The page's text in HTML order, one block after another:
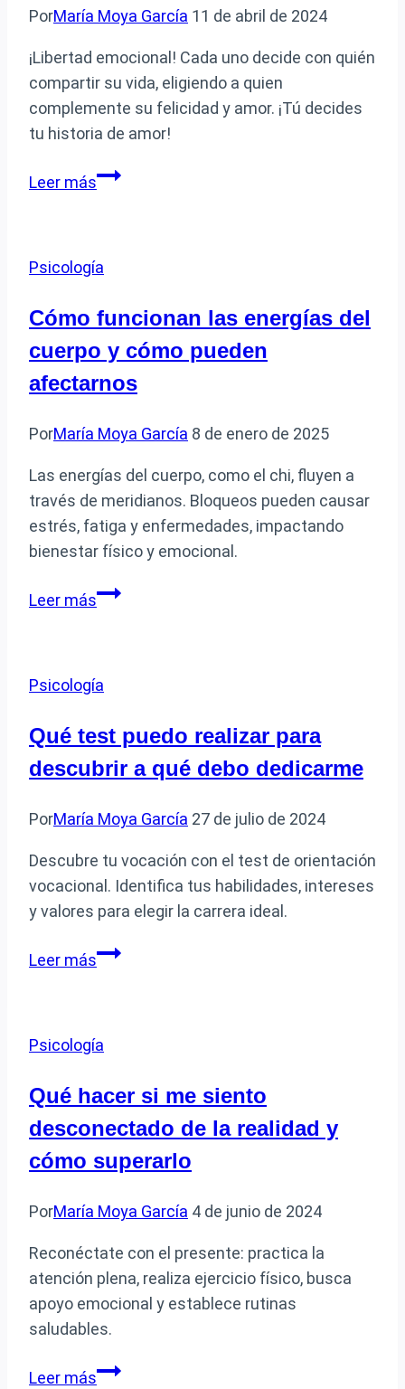
PorMaría Moya García 11 de abril de 2024
¡Libertad emocional! Cada uno decide con quién
compartir su vida, eligiendo a quien
complemente su felicidad y amor. ¡Tú decides
tu historia de amor!
Leer másCada
quién
estar
en
una
de
Psicología
Cómo funcionan las energías del
cuerpo y cómo pueden
afectarnos
PorMaría Moya García 8 de enero de 2025
Las energías del cuerpo, como el chi, fluyen a
través de meridianos. Bloqueos pueden causar
estrés, fatiga y enfermedades, impactando
bienestar físico y emocional.
Leer másCómo
del
y
cómo
afectarnos
Psicología
Qué test puedo realizar para
descubrir a qué debo dedicarme
PorMaría Moya García 27 de julio de 2024
Descubre tu vocación con el test de orientación
vocacional. Identifica tus habilidades, intereses
y valores para elegir la carrera ideal.
Leer másQué
para
a
qué
debo
Psicología
Qué hacer si me siento
desconectado de la realidad y
cómo superarlo
PorMaría Moya García 4 de junio de 2024
Reconéctate con el presente: practica la
atención plena, realiza ejercicio físico, busca
apoyo emocional y establece rutinas
saludables.
Leer másQué